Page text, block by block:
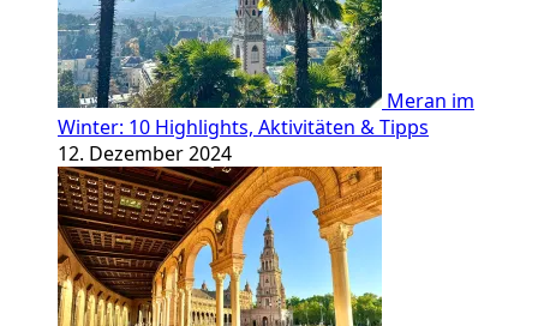
Meran im
Winter: 10 Highlights, Aktivitäten & Tipps
12. Dezember 2024